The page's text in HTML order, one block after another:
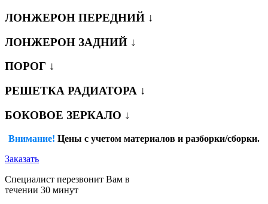
ЛОНЖЕРОН ПЕРЕДНИЙ ↓
ЛОНЖЕРОН ЗАДНИЙ ↓
ПОРОГ ↓
РЕШЕТКА РАДИАТОРА ↓
БОКОВОЕ ЗЕРКАЛО ↓
Внимание! Цены с учетом материалов и разборки/сборки.
Заказать
Специалист перезвонит Вам в
течении 30 минут